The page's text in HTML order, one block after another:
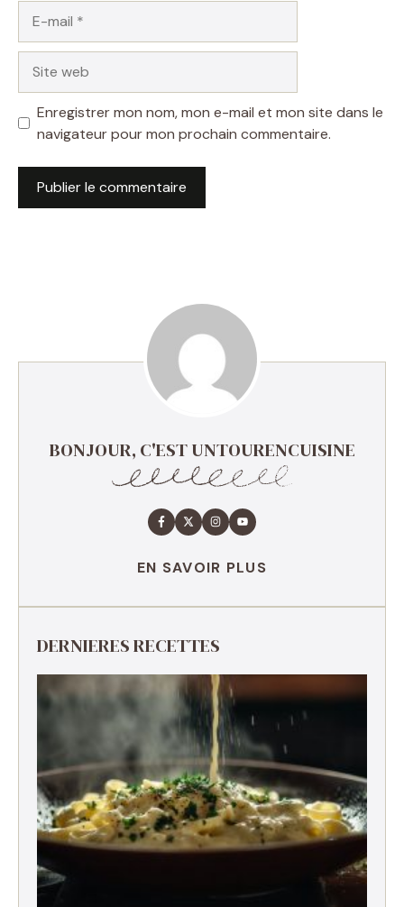
mail
web
Enregistrer mon nom, mon e-mail et mon site dans le
navigateur pour mon prochain commentaire.
BONJOUR, C'EST UNTOURENCUISINE
EN SAVOIR PLUS
DERNIERES RECETTES